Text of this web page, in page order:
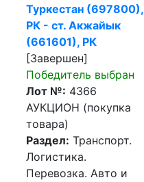
Туркестан (697800),
РК - ст. Акжайык
(661601), РК
[Завершен]
Победитель выбран
Лот №: 4366
АУКЦИОН (покупка
товара)
Раздел: Транспорт.
Логистика.
Перевозка. Авто и